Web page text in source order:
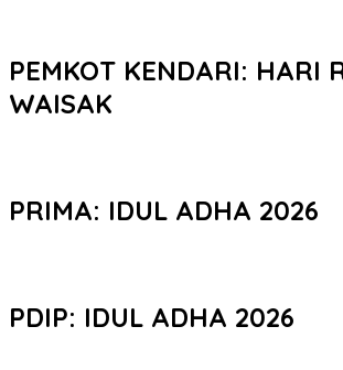
PEMKOT KENDARI: HARI
WAISAK
PRIMA: IDUL ADHA 2026
PDIP: IDUL ADHA 2026